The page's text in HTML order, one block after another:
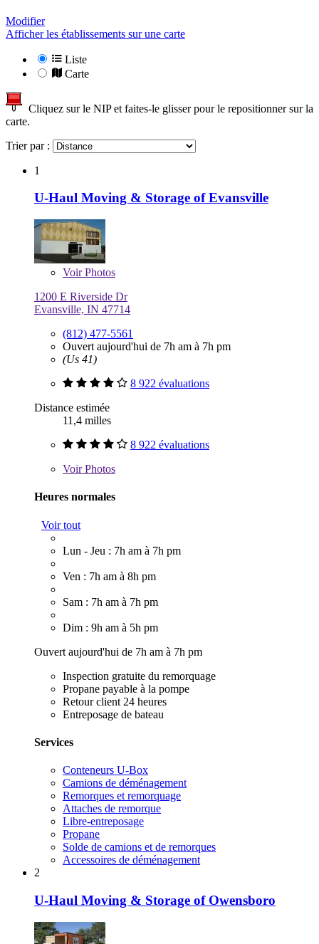
Modifier
Afficher les établissements sur une carte
Liste
Carte
Cliquez sur le NIP et faites-le glisser pour le repositionner sur la
carte.
Trier par :
1
U-Haul Moving & Storage of Evansville
VoirPhotos
1200 E Riverside Dr
Evansville, IN 47714
(812) 477-5561
Ouvert aujourd'hui de 7h am à 7h pm
(Us 41)
8 922 évaluations
Distance estimée
11,4 milles
8 922 évaluations
VoirPhotos
Heures normales
Voir tout
Lun - Jeu : 7h am à 7h pm
Ven : 7h am à 8h pm
Sam : 7h am à 7h pm
Dim : 9h am à 5h pm
Ouvert aujourd'hui de 7h am à 7h pm
Inspection gratuite du remorquage
Propane payable à la pompe
Retour client 24 heures
Entreposage de bateau
Services
Conteneurs U-Box
Camions de déménagement
Remorques et remorquage
Attaches de remorque
Libre-entreposage
Propane
Solde de camions et de remorques
Accessoires de déménagement
2
U-Haul Moving & Storage of Owensboro